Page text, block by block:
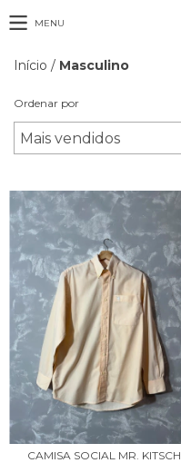
MENU
Início / Masculino
Ordenar por
CAMISA SOCIAL MR. KITSCH